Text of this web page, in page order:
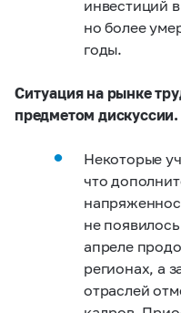
инвестиций
но более
годы.
Ситуация на рынке
предметом дискуссии.
Некоторые
что
не
апреле
регионах, а
отраслей